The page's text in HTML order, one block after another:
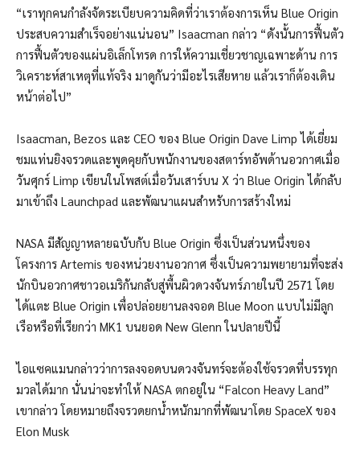
“เราทุกคนกำลังจัดระเบียบความคิดที่ว่าเราต้องการเห็น Blue Origin
ประสบความสำเร็จอย่างแน่นอน” Isaacman กล่าว “ดังนั้นการฟื้นตัว
การฟื้นตัวของแผ่นอิเล็กโทรด การให้ความเชี่ยวชาญเฉพาะด้าน การ
วิเคราะห์สาเหตุที่แท้จริง มาดูกันว่ามีอะไรเสียหาย แล้วเราก็ต้องเดิน
หน้าต่อไป”
Isaacman, Bezos และ CEO ของ Blue Origin Dave Limp ได้เยี่ยม
ชมแท่นยิงจรวดและพูดคุยกับพนักงานของสตาร์ทอัพด้านอวกาศเมื่อ
วันศุกร์ Limp เขียนในโพสต์เมื่อวันเสาร์บน X ว่า Blue Origin ได้กลับ
มาเข้าถึง Launchpad และพัฒนาแผนสำหรับการสร้างใหม่
NASA มีสัญญาหลายฉบับกับ Blue Origin ซึ่งเป็นส่วนหนึ่งของ
โครงการ Artemis ของหน่วยงานอวกาศ ซึ่งเป็นความพยายามที่จะส่ง
นักบินอวกาศชาวอเมริกันกลับสู่พื้นผิวดวงจันทร์ภายในปี 2571 โดย
ได้แตะ Blue Origin เพื่อปล่อยยานลงจอด Blue Moon แบบไม่มีลูก
เรือหรือที่เรียกว่า MK1 บนยอด New Glenn ในปลายปีนี้
ไอแซคแมนกล่าวว่าการลงจอดบนดวงจันทร์จะต้องใช้จรวดที่บรรทุก
มวลได้มาก นั่นน่าจะทำให้ NASA ตกอยู่ใน “Falcon Heavy Land”
เขากล่าว โดยหมายถึงจรวดยกน้ำหนักมากที่พัฒนาโดย SpaceX ของ
Elon Musk